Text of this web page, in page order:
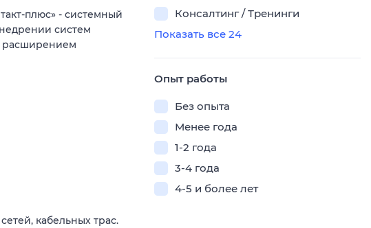
- системный
систем
расширением
кабельных трас.
Консалтинг / Тренинги
Показать все 24
Опыт работы
Без опыта
Менее года
1-2 года
3-4 года
4-5 и более лет